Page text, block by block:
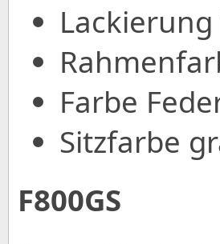
Farbe
Sitzfarbe
F800GS